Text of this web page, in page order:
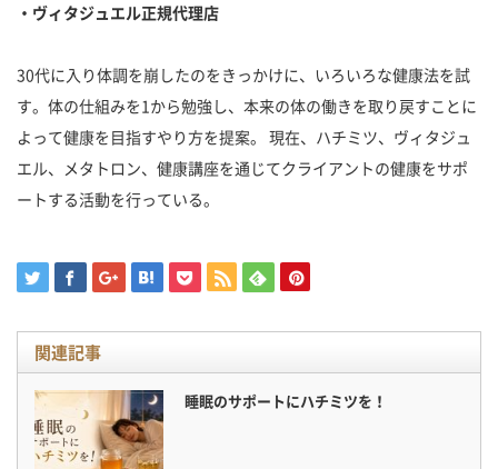
・ヴィタジュエル正規代理店
30代に入り体調を崩したのをきっかけに、いろいろな健康法を試
す。体の仕組みを1から勉強し、本来の体の働きを取り戻すことに
よって健康を目指すやり方を提案。 現在、ハチミツ、ヴィタジュ
エル、メタトロン、健康講座を通じてクライアントの健康をサポ
ートする活動を行っている。
関連記事
睡眠のサポートにハチミツを！